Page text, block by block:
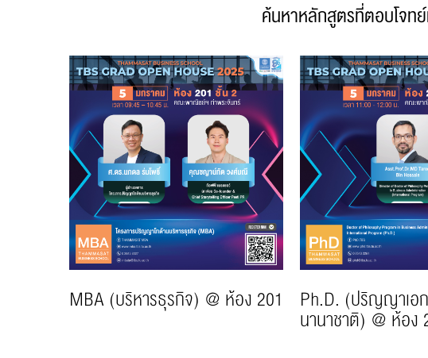
ค้นหาหลักสูตรที่ตอบโจท
MBA (บริหารธุรกิจ) @ ห้อง 201 Ph.D. (ปริญญาเอ
นานาชาติ) @ ห้อง